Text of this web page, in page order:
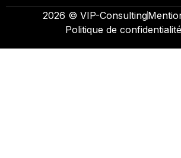
2026 © VIP-Consulting
Politique de confidentialité